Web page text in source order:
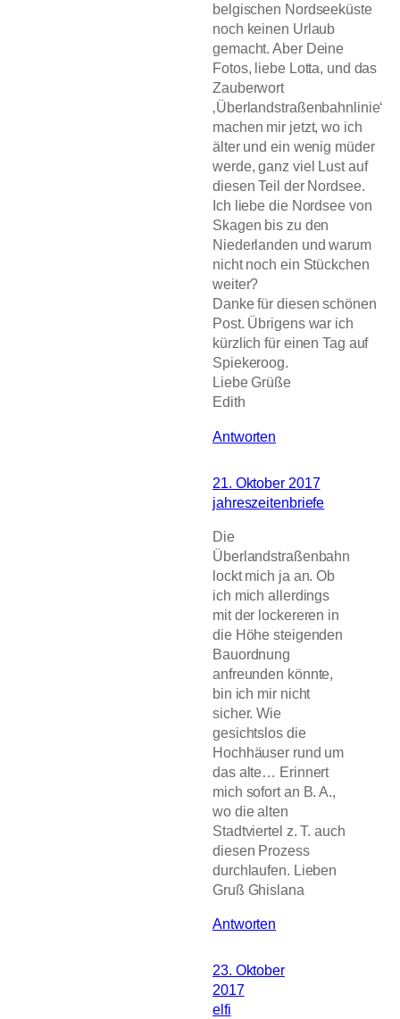
belgischen Nordseeküste
noch keinen Urlaub
gemacht. Aber Deine
Fotos, liebe Lotta, und das
Zauberwort
‚Überlandstraßenbahnlinie‘
machen mir jetzt, wo ich
älter und ein wenig müder
werde, ganz viel Lust auf
diesen Teil der Nordsee.
Ich liebe die Nordsee von
Skagen bis zu den
Niederlanden und warum
nicht noch ein Stückchen
weiter?
Danke für diesen schönen
Post. Übrigens war ich
kürzlich für einen Tag auf
Spiekeroog.
Liebe Grüße
Edith
Antworten
21. Oktober 2017
jahreszeitenbriefe
Die
Überlandstraßenbahn
lockt mich ja an. Ob
ich mich allerdings
mit der lockereren in
die Höhe steigenden
Bauordnung
anfreunden könnte,
bin ich mir nicht
sicher. Wie
gesichtslos die
Hochhäuser rund um
das alte… Erinnert
mich sofort an B. A.,
wo die alten
Stadtviertel z. T. auch
diesen Prozess
durchlaufen. Lieben
Gruß Ghislana
Antworten
23. Oktober
2017
elfi